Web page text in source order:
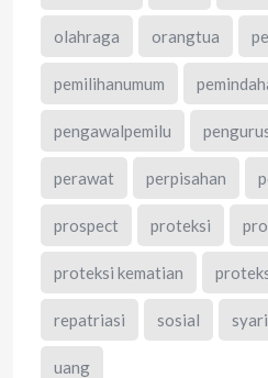
olahraga orangtua
pemilihanumum
pengawalpemilu
perawat perpisahan
prospect proteksi
proteksi kematian
repatriasi sosial
uang